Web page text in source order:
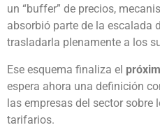
un “buffer” de precios,
absorbió parte de la escalada
trasladarla plenamente a los
Ese esquema finaliza el
espera ahora una definición
las empresas del sector
tarifarios.